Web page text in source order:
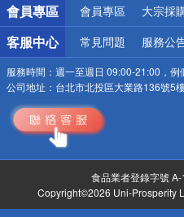
會員專區 會員專區 大宗採
客服中心 常見問題 服務公
服務時間： 週一至週日 09:00-21:00，例
公司地址： 台北市北投區大業路136號5
食品業者登錄字號
Copyright©2026 Uni-Prosperity